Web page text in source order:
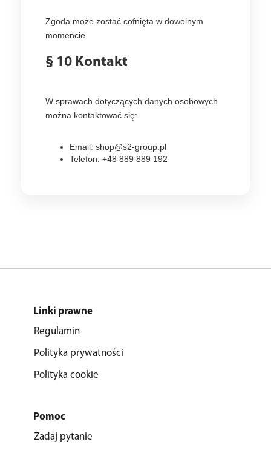
Zgoda może zostać cofnięta w dowolnym
momencie.
§ 10 Kontakt
W sprawach dotyczących danych osobowych
można kontaktować się:
Email: shop@s2-group.pl
Telefon: +48 889 889 192
Linki prawne
Regulamin
Polityka prywatności
Polityka cookie
Pomoc
Zadaj pytanie